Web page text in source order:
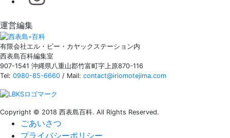
運営編集
有限会社エル・ビー・カヤックステーション内
西表島百科編集室
907-1541 沖縄県八重山郡竹富町字上原870-116
Tel: 0980-85-6660 / Mail: contact@iriomotejima.com
Copyright © 2018 西表島百科. All Rights Reserved.
ごあいさつ
プライバシーポリシー